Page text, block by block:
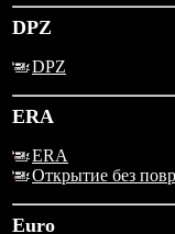
DPZ
DPZ
ERA
ERA
Открытие без
Euro